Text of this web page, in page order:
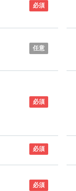
必須
任意
必須
必須
必須